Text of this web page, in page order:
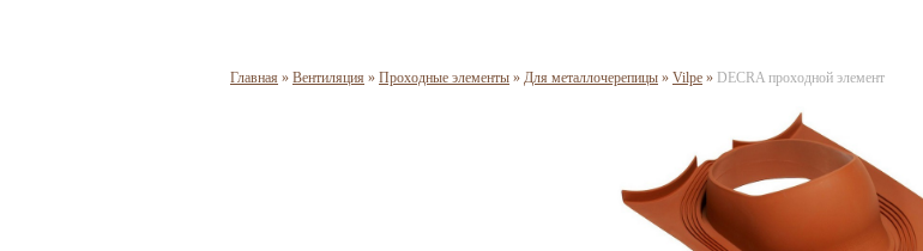
Главная » Вентиляция » Проходные элементы » Для металлочерепицы » Vilpe » DECRA проходной элемент